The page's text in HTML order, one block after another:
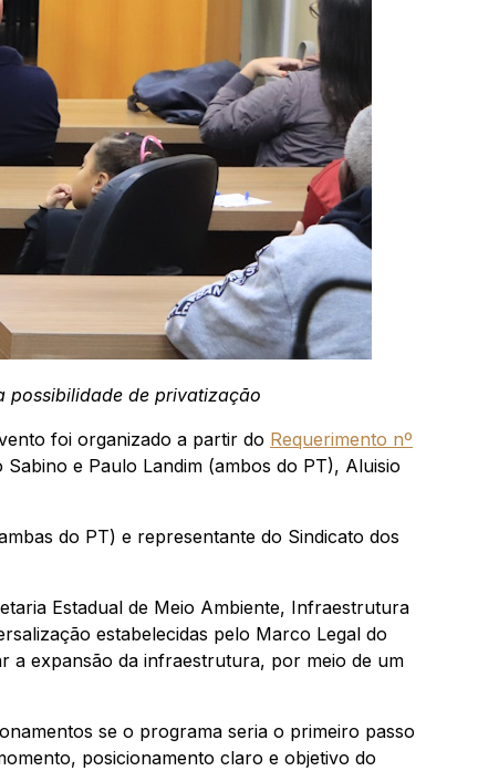
possibilidade de privatização
foi organizado a partir do Requerimento nº
e Paulo Landim (ambos do PT), Aluisio
do PT) e representante do Sindicato dos
Estadual de Meio Ambiente, Infraestrutura
estabelecidas pelo Marco Legal do
a expansão da infraestrutura, por meio de um
se o programa seria o primeiro passo
posicionamento claro e objetivo do